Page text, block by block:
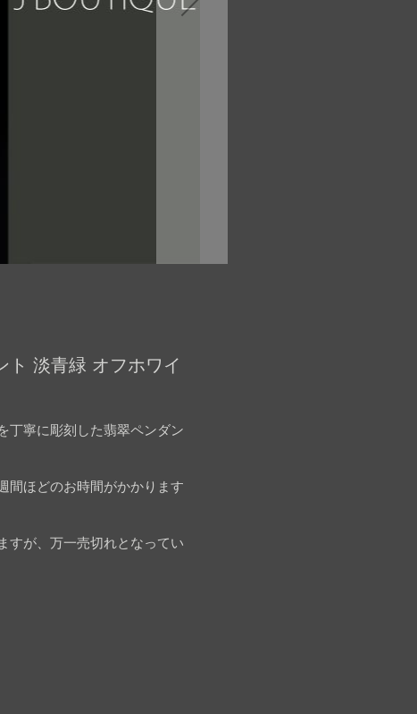
ト 淡青緑 オフホワイ
丁寧に彫刻した翡翠ペンダン
間ほどのお時間がかかります
すが、万一売切れとなってい